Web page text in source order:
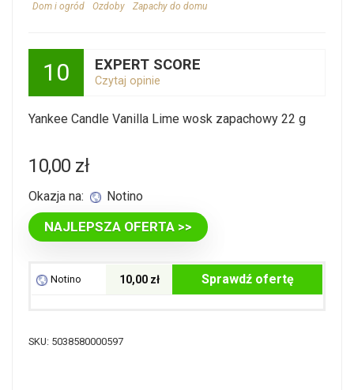
Dom i ogród Ozdoby Zapachy do domu
10 EXPERT SCORE
Czytaj opinie
Yankee Candle Vanilla Lime wosk zapachowy 22 g
10,00 zł
Okazja na: Notino
NAJLEPSZA OFERTA >>
Notino 10,00 zł Sprawdź ofertę
SKU: 5038580000597